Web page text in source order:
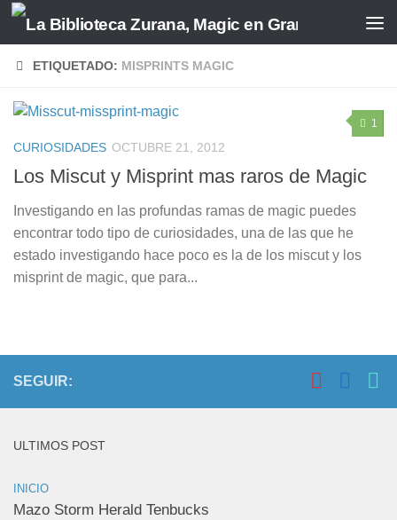
Saltar al contenido
ETIQUETADO: MISPRINTS MAGIC
1
CURIOSIDADES OCTUBRE 21, 2012
Los Miscut y Misprint mas raros de Magic
Investigando en las profundas ramas de magic puedes
encontrar todo tipo de curiosidades, una de las que he
estado investigando hace poco es la de los miscut y los
misprint de magic, que para...
SEGUIR:
ULTIMOS POST
INICIO
Mazo Storm Herald Tenbucks